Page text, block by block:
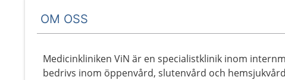
OM OSS
Medicinkliniken ViN är en specialistklinik inom
bedrivs inom öppenvård, slutenvård och